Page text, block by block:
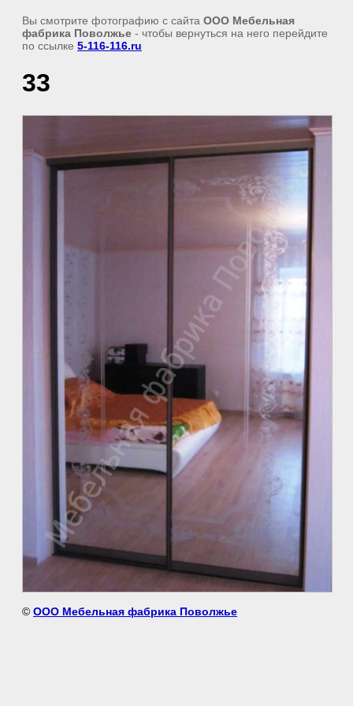
Вы смотрите фотографию с сайта ООО Мебельная
фабрика Поволжье - чтобы вернуться на него перейдите
по ссылке 5-116-116.ru
33
© ООО Мебельная фабрика Поволжье